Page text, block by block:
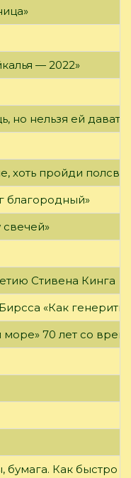
— 2022»
но нельзя ей давать
хоть пройди
благородный»
свечей»
Стивена Кинга
«Как
море» 70 лет со
Как быстро